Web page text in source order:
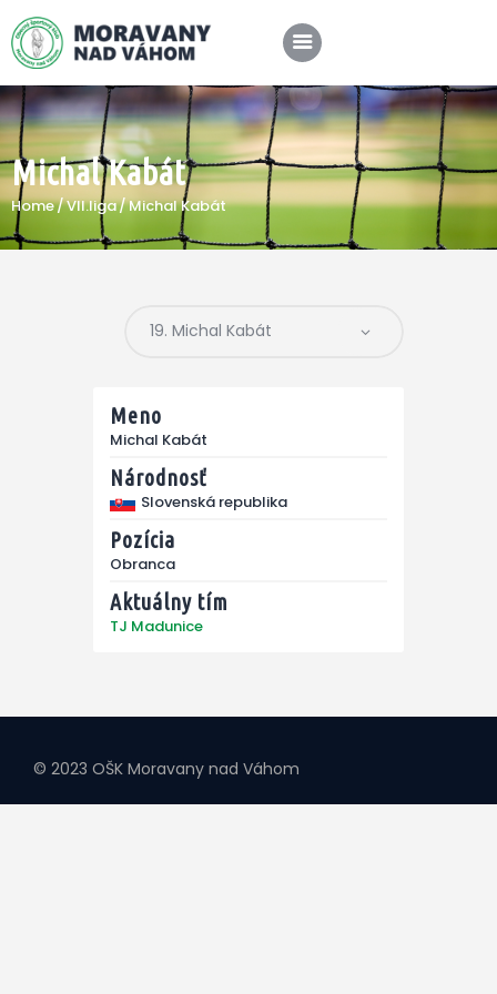
Michal Kabát
Home VII.liga Michal Kabát
SPRÁVY
KLUB
Meno
Michal Kabát
Národnosť
Slovenská republika
Pozícia
Obranca
Aktuálny tím
TJ Madunice
© 2023 OŠK Moravany nad Váhom